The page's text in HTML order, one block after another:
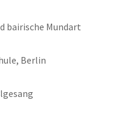
bairische Mundart
Berlin